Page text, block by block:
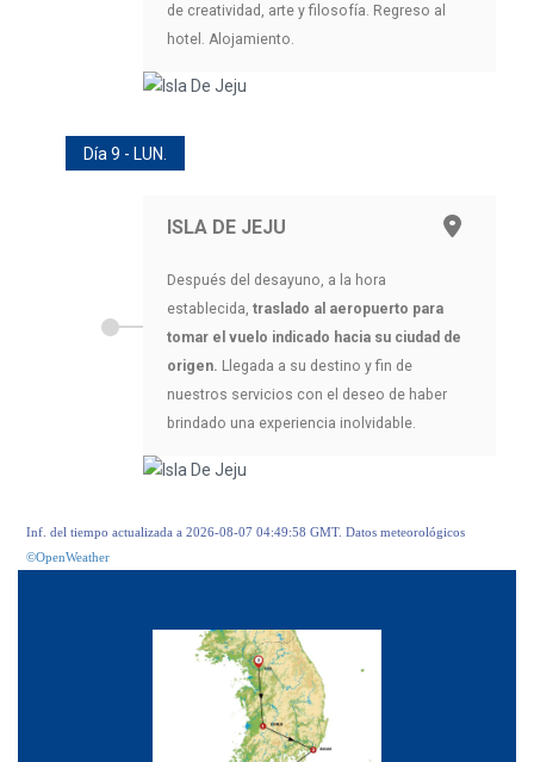
de creatividad, arte y filosofía. Regreso al
hotel. Alojamiento.
Día 9 - LUN.
ISLA DE JEJU
Después del desayuno, a la hora
establecida, traslado al aeropuerto para
tomar el vuelo indicado hacia su ciudad de
origen. Llegada a su destino y fin de
nuestros servicios con el deseo de haber
brindado una experiencia inolvidable.
Inf. del tiempo actualizada a 2026-08-07 04:49:58 GMT. Datos meteorológicos
©OpenWeather